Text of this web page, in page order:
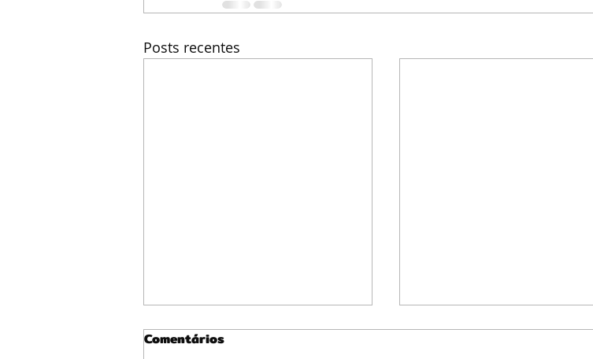
Posts recentes
Comentários